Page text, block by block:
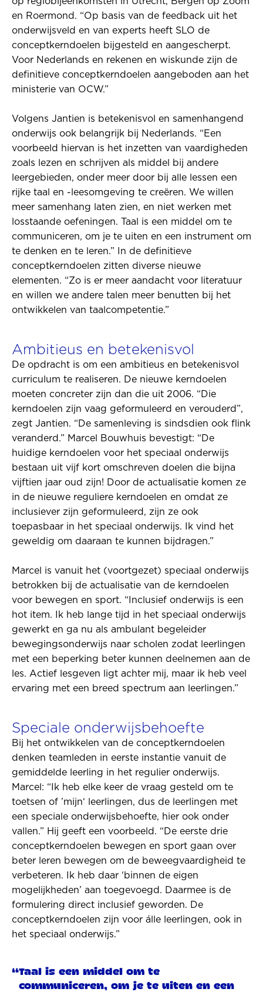
en Roermond. “Op basis van de feedback uit het
onderwijsveld en van experts heeft SLO de
conceptkerndoelen bijgesteld en aangescherpt.
Voor Nederlands en rekenen en wiskunde zijn de
definitieve conceptkerndoelen aangeboden aan het
ministerie van OCW.”
Volgens Jantien is betekenisvol en samenhangend
onderwijs ook belangrijk bij Nederlands. “Een
voorbeeld hiervan is het inzetten van vaardigheden
zoals lezen en schrijven als middel bij andere
leergebieden, onder meer door bij alle lessen een
rijke taal en -leesomgeving te creëren. We willen
meer samenhang laten zien, en niet werken met
losstaande oefeningen. Taal is een middel om te
communiceren, om je te uiten en een instrument om
te denken en te leren.” In de definitieve
conceptkerndoelen zitten diverse nieuwe
elementen. “Zo is er meer aandacht voor literatuur
en willen we andere talen meer benutten bij het
ontwikkelen van taalcompetentie.”
Ambitieus en betekenisvol
De opdracht is om een ambitieus en betekenisvol
curriculum te realiseren. De nieuwe kerndoelen
moeten concreter zijn dan die uit 2006. “Die
kerndoelen zijn vaag geformuleerd en verouderd”,
zegt Jantien. “De samenleving is sindsdien ook flink
veranderd.” Marcel Bouwhuis bevestigt: “De
huidige kerndoelen voor het speciaal onderwijs
bestaan uit vijf kort omschreven doelen die bijna
vijftien jaar oud zijn! Door de actualisatie komen ze
in de nieuwe reguliere kerndoelen en omdat ze
inclusiever zijn geformuleerd, zijn ze ook
toepasbaar in het speciaal onderwijs. Ik vind het
geweldig om daaraan te kunnen bijdragen.”
Marcel is vanuit het (voortgezet) speciaal onderwijs
betrokken bij de actualisatie van de kerndoelen
voor bewegen en sport. “Inclusief onderwijs is een
hot item. Ik heb lange tijd in het speciaal onderwijs
gewerkt en ga nu als ambulant begeleider
bewegingsonderwijs naar scholen zodat leerlingen
met een beperking beter kunnen deelnemen aan de
les. Actief lesgeven ligt achter mij, maar ik heb veel
ervaring met een breed spectrum aan leerlingen.”
Speciale onderwijsbehoefte
Bij het ontwikkelen van de conceptkerndoelen
denken teamleden in eerste instantie vanuit de
gemiddelde leerling in het regulier onderwijs.
Marcel: “Ik heb elke keer de vraag gesteld om te
toetsen of ’mijn‘ leerlingen, dus de leerlingen met
een speciale onderwijsbehoefte, hier ook onder
vallen.” Hij geeft een voorbeeld. “De eerste drie
conceptkerndoelen bewegen en sport gaan over
beter leren bewegen om de beweegvaardigheid te
verbeteren. Ik heb daar ‘binnen de eigen
mogelijkheden’ aan toegevoegd. Daarmee is de
formulering direct inclusief geworden. De
conceptkerndoelen zijn voor álle leerlingen, ook in
het speciaal onderwijs.”
Taal is een middel om te
communiceren, om je te uiten en een